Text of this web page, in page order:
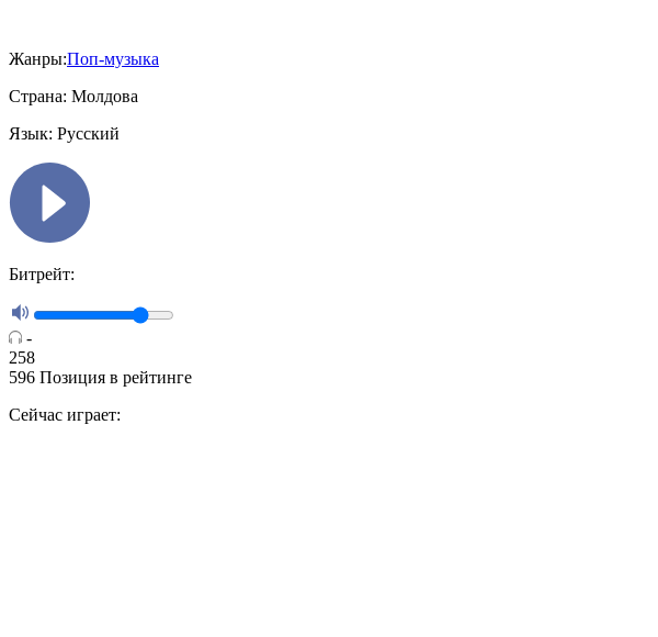
Жанры:Поп-музыка
Страна: Молдова
Язык: Русский
Битрейт:
-
258
596 Позиция в рейтинге
Сейчас играет: